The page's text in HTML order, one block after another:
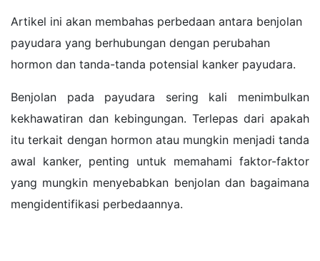
Artikel ini akan membahas perbedaan antara benjolan
payudara yang berhubungan dengan perubahan
hormon dan tanda-tanda potensial kanker payudara.
Benjolan pada payudara sering kali menimbulkan
kekhawatiran dan kebingungan. Terlepas dari apakah
itu terkait dengan hormon atau mungkin menjadi tanda
awal kanker, penting untuk memahami faktor-faktor
yang mungkin menyebabkan benjolan dan bagaimana
mengidentifikasi perbedaannya.